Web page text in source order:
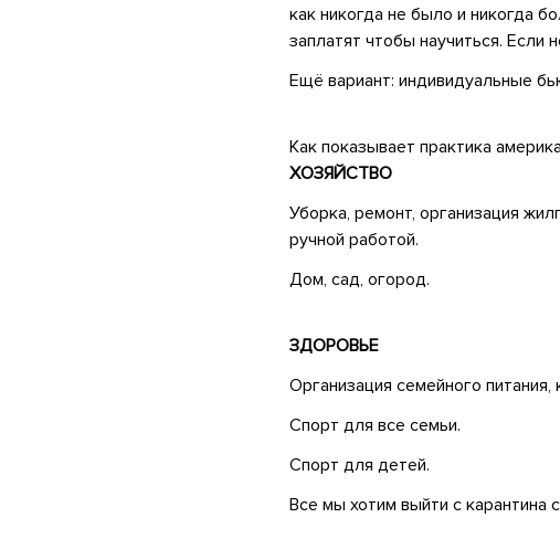
как никогда не было и никогда
заплатят чтобы научиться. Если
Ещё вариант: индивидуальные
Как показывает практика
ХОЗЯЙСТВО
Уборка, ремонт, организация
ручной работой.
Дом, сад, огород.
ЗДОРОВЬЕ
Организация семейного
Спорт для все семьи.
Спорт для детей.
Все мы хотим выйти с карантина